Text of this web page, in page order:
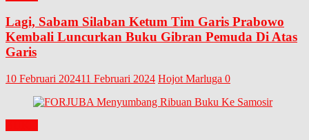
Lagi, Sabam Silaban Ketum Tim Garis Prabowo
Kembali Luncurkan Buku Gibran Pemuda Di Atas
Garis
10 Februari 202411 Februari 2024 Hojot Marluga 0